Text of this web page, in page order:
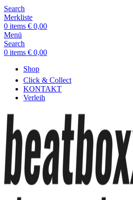
Search
Merkliste
0 items € 0,00
Menü
Search
0 items € 0,00
Shop
Click & Collect
KONTAKT
Verleih